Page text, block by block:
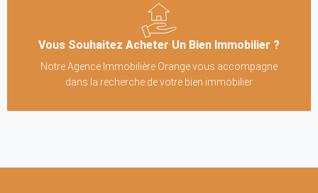
Vous Souhaitez Acheter Un Bien Immobilier ?
Notre Agence Immobilière Orange vous accompagne
dans la recherche de votre bien immobilier